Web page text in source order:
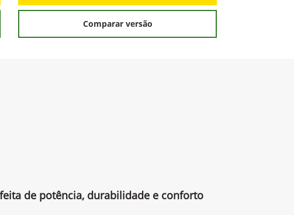
Comparar versão
de potência, durabilidade e conforto